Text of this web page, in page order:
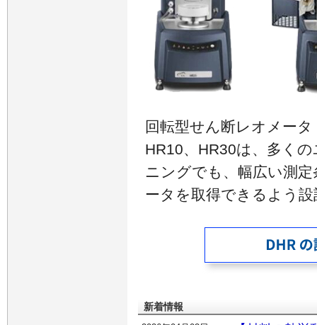
回転型せん断レオメー
HR10、HR30は、多く
ニングでも、幅広い測
ータを取得できるよう
新着情報